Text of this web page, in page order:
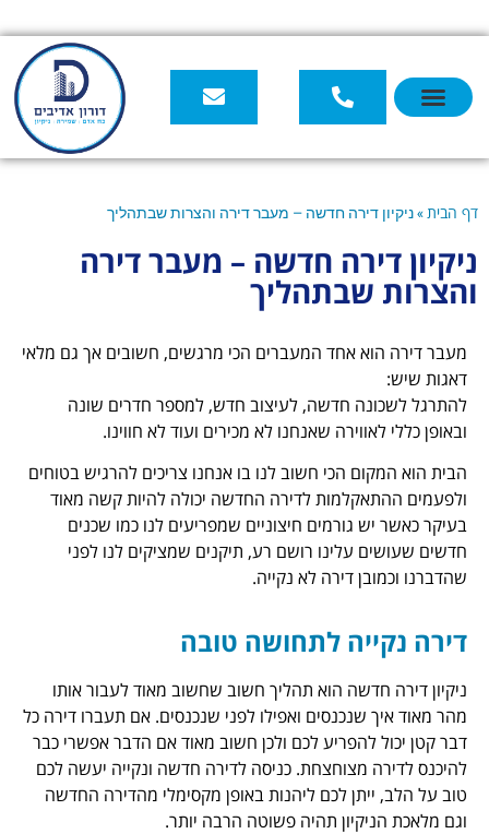
חדשה – מעבר דירה והצרות שבתהליך
חדשה – מעבר דירה
אחד המעברים הכי מרגשים, חשובים אך גם מלאי
חדשה, לעיצוב חדש, למספר חדרים שונה
שאנחנו לא מכירים ועוד לא חווינו.
הכי חשוב לנו בו אנחנו צריכים להרגיש בטוחים
לדירה החדשה יכולה להיות קשה מאוד
חיצוניים שמפריעים לנו כמו שכנים
רושם רע, תיקנים שמציקים לנו לפני
דירה לא נקייה.
לתחושה טובה
הוא תהליך חשוב שחשוב מאוד לעבור אותו
ואפילו לפני שנכנסים. אם תעברו דירה כל
לכם ולכן חשוב מאוד אם הדבר אפשרי כבר
כניסה לדירה חדשה ונקייה יעשה לכם
לכם ליהנות באופן מקסימלי מהדירה החדשה
תהיה פשוטה הרבה יותר.